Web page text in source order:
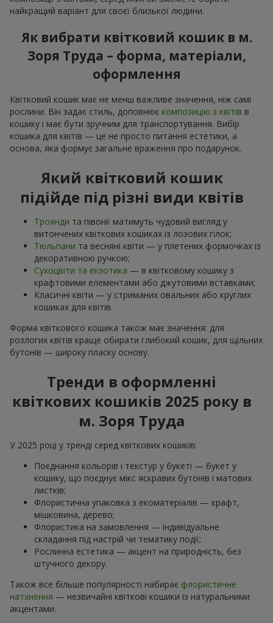
найкращий варіант для своєї близької людини.
Як вибрати квітковий кошик в м.
Зоря Труда – форма, матеріали,
оформлення
Квітковий кошик має не менш важливе значення, ніж самі
рослини. Він задає стиль, доповнює композицію з квітів в
кошику і має бути зручним для транспортування. Вибір
кошика для квітів — це не просто питання естетики, а
основа, яка формує загальне враження про подарунок.
Який квітковий кошик
підійде під різні види квітів
Троянди та півонії матимуть чудовий вигляд у
витончених квіткових кошиках із лозових гілок;
Тюльпани та весняні квіти — у плетених формочках із
декоративною ручкою;
Сухоцвіти та екзотика — в квітковому кошику з
крафтовими елементами або джутовими вставками;
Класичні квіти — у стриманих овальних або круглих
кошиках для квітів.
Форма квіткового кошика також має значення: для
розлогих квітів краще обирати глибокий кошик, для щільних
бутонів — широку пласку основу.
Тренди в оформленні
квіткових кошиків 2025 року в
м. Зоря Труда
У 2025 році у тренді серед квіткових кошиків:
Поєднання кольорів і текстур у букеті — букет у
кошику, що поєднує мікс яскравих бутонів і матових
листків;
Флористична упаковка з екоматеріалів — крафт,
мішковина, дерево;
Флористика на замовлення — індивідуальне
складання під настрій чи тематику події;
Рослинна естетика — акцент на природність, без
штучного декору.
Також все більше популярності набирає флористичне
натхнення — незвичайні квіткові кошики із натуральними
акцентами.